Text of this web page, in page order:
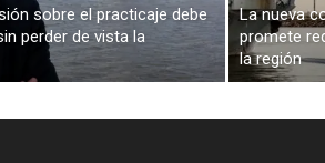
sobre el practicaje debe
perder de vista la
La nueva
promete
la región